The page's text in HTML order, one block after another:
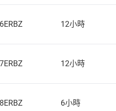
12小時
12小時
6小時